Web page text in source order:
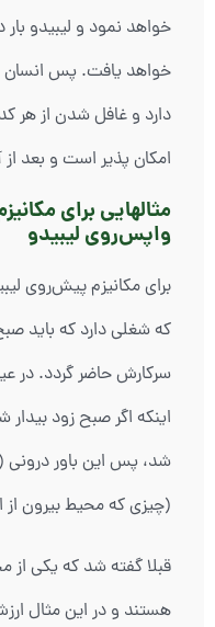
خواهد نمود و لیبیدو
خواهد یافت. پس انسان
دارد و غافل شدن از هر
امکان پذیر است و بعد
مثالهایی برای
واپس‌روی لیبیدو
برای مکانیزم پیش‌روی
که شغلی دارد که باید
سرکارش حاضر گردد. در
اینکه اگر صبح زود
شد، پس این باور
(چیزی که محیط بیرون
قبلا گفته شد که یکی از
هستند و در این مثال